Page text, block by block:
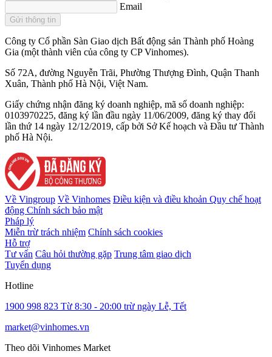
Email
Gửi thông tin
Công ty Cổ phần Sàn Giao dịch Bất động sản Thành phố Hoàng
Gia (một thành viên của công ty CP Vinhomes).
Số 72A, đường Nguyễn Trãi, Phường Thượng Đình, Quận Thanh
Xuân, Thành phố Hà Nội, Việt Nam.
Giấy chứng nhận đăng ký doanh nghiệp, mã số doanh nghiệp:
0103970225, đăng ký lần đầu ngày 11/06/2009, đăng ký thay đổi
lần thứ 14 ngày 12/12/2019, cấp bởi Sở Kế hoạch và Đầu tư Thành
phố Hà Nội.
Về Vingroup Về Vinhomes Điều kiện và điều khoản Quy chế hoạt
động Chính sách bảo mật
Pháp lý
Miễn trừ trách nhiệm Chính sách cookies
Hỗ trợ
Tư vấn Câu hỏi thường gặp Trung tâm giao dịch
Tuyển dụng
Hotline
1900 998 823 Từ 8:30 - 20:00 trừ ngày Lễ, Tết
market@vinhomes.vn
Theo dõi Vinhomes Market